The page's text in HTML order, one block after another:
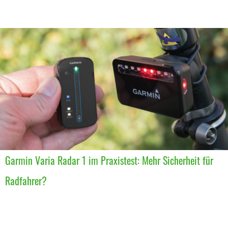
Garmin Varia Radar 1 im Praxistest: Mehr Sicherheit für
Radfahrer?